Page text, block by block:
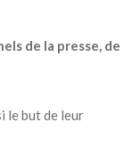
de la presse, de
le but de leur